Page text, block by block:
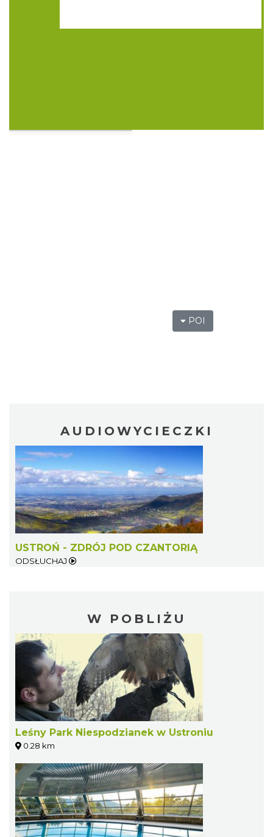
POI
AUDIOWYCIECZKI
USTROŃ - ZDRÓJ POD CZANTORIĄ
ODSŁUCHAJ
W POBLIŻU
Leśny Park Niespodzianek w Ustroniu
0.28 km